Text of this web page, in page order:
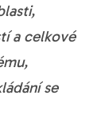
a celkové
se